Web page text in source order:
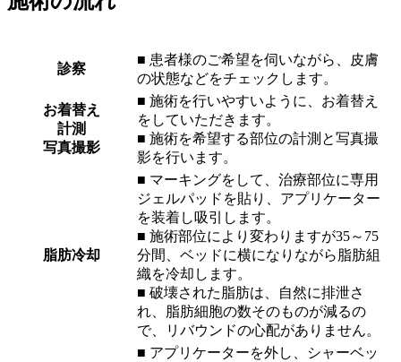
診察
■ 患者様のご希望を伺いながら、皮膚
の状態などをチェックします。
お着替え
計測
写真撮影
■ 施術を行いやすいように、お着替え
をしていただきます。
■ 施術を希望する部位の計測と写真撮
影を行います。
脂肪冷却
■ マーキングをして、治療部位に専用
ジェルパッドを貼り、アプリケーター
を装着し吸引します。
■ 施術部位により変わりますが35～75
分間、ベッドに横になりながら脂肪組
織を冷却します。
■ 破壊された脂肪は、自然に排泄さ
れ、脂肪細胞の数そのものが減るの
で、リバウンドの心配がありません。
■ アプリケーターを外し、シャーベッ